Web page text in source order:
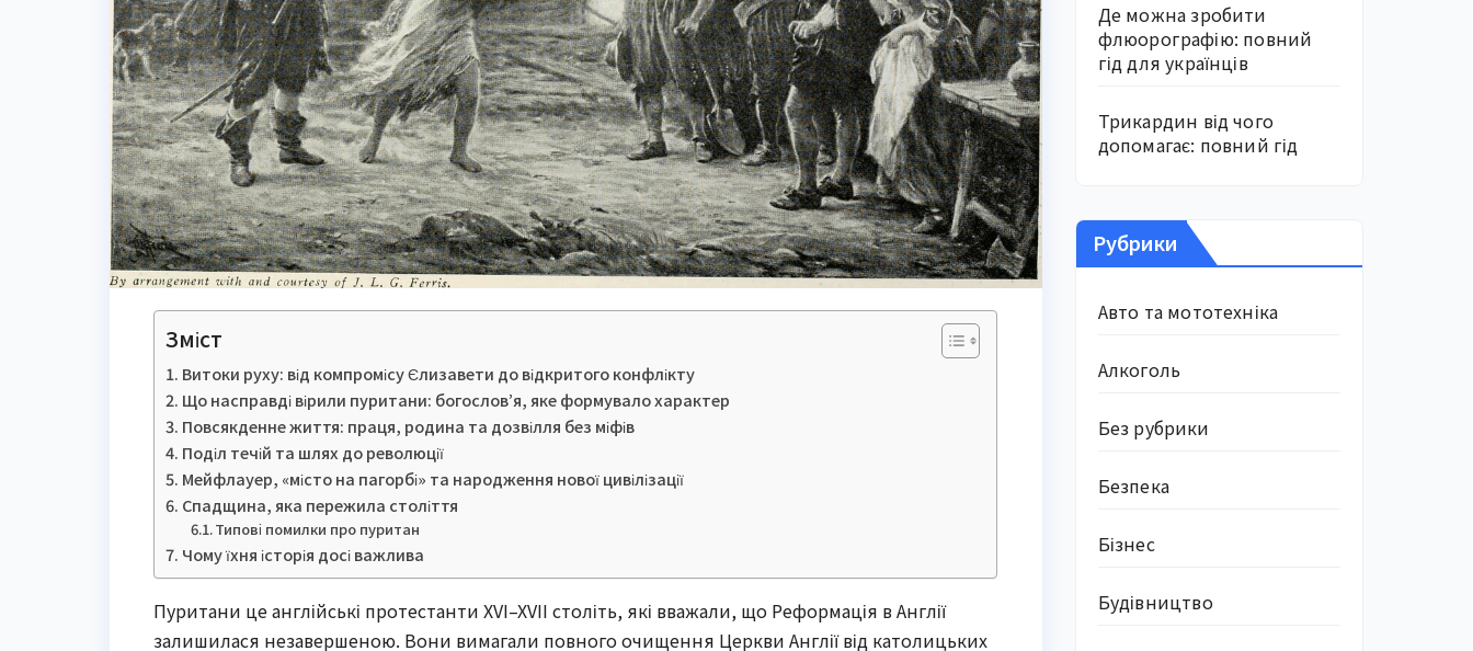
Зміст
Витоки руху: від компромісу Єлизавети до відкритого конфлікту
Що насправді вірили пуритани: богослов’я, яке формувало характер
Повсякденне життя: праця, родина та дозвілля без міфів
Поділ течій та шлях до революції
Мейфлауер, «місто на пагорбі» та народження нової цивілізації
Спадщина, яка пережила століття
Типові помилки про пуритан
Чому їхня історія досі важлива
Пуритани це англійські протестанти XVI–XVII століть, які вважали, що Реформація в Англії
залишилася незавершеною. Вони вимагали повного очищення Церкви Англії від католицьких
Де можна зробити
флюорографію: повний
гід для українців
Трикардин від чого
допомагає: повний гід
Рубрики
Авто та мототехніка
Алкоголь
Без рубрики
Безпека
Бізнес
Будівництво